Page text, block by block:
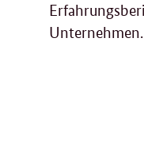
Unternehmen.